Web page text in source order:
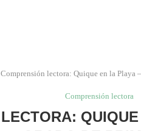
Comprensión lectora: Quique en la Playa
Comprensión lectora